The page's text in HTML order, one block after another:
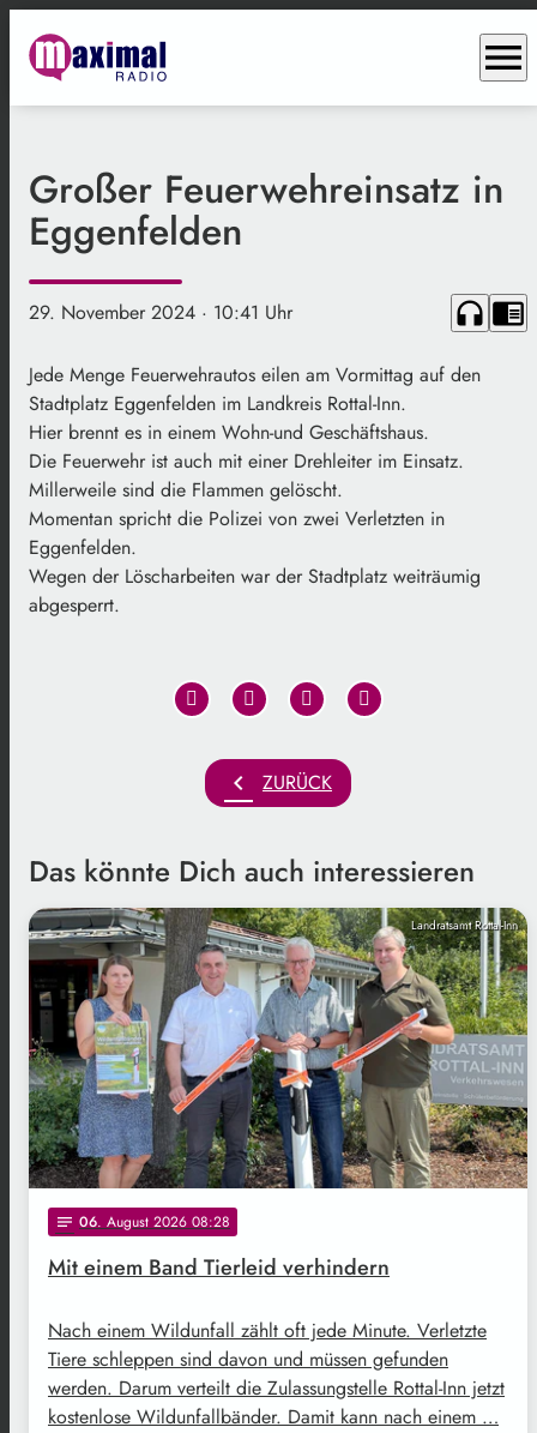
menu
Großer Feuerwehreinsatz in
Eggenfelden
29. November 2024 · 10:41 Uhr headphones chrome_reader_mode
Jede Menge Feuerwehrautos eilen am Vormittag auf den
Stadtplatz Eggenfelden im Landkreis Rottal-Inn.
Hier brennt es in einem Wohn-und Geschäftshaus.
Die Feuerwehr ist auch mit einer Drehleiter im Einsatz.
Millerweile sind die Flammen gelöscht.
Momentan spricht die Polizei von zwei Verletzten in
Eggenfelden.
Wegen der Löscharbeiten war der Stadtplatz weiträumig
abgesperrt.
chevron_left ZURÜCK
Das könnte Dich auch interessieren
Landratsamt Rottal-Inn
notes 06. August 2026 08:28
Mit einem Band Tierleid verhindern
Nach einem Wildunfall zählt oft jede Minute. Verletzte
Tiere schleppen sind davon und müssen gefunden
werden. Darum verteilt die Zulassungstelle Rottal-Inn jetzt
kostenlose Wildunfallbänder. Damit kann nach einem …